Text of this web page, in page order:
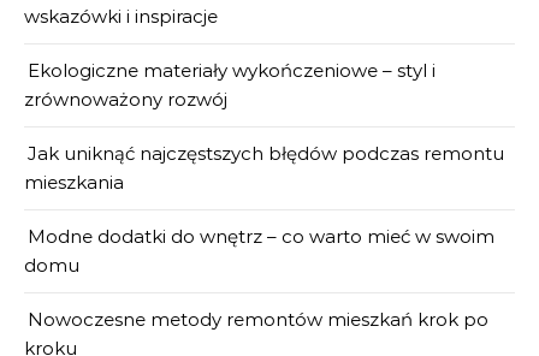
wskazówki i inspiracje
Ekologiczne materiały wykończeniowe – styl i
zrównoważony rozwój
Jak uniknąć najczęstszych błędów podczas remontu
mieszkania
Modne dodatki do wnętrz – co warto mieć w swoim
domu
Nowoczesne metody remontów mieszkań krok po
kroku